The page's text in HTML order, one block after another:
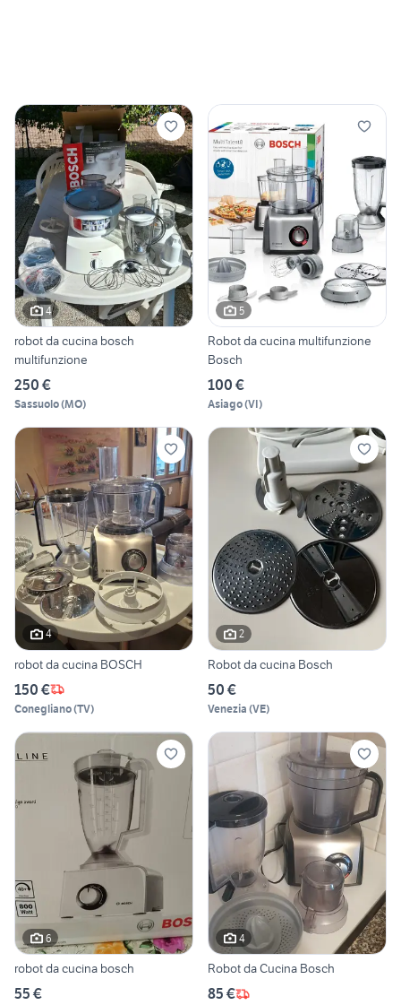
4
robot da cucina bosch
multifunzione
250 €
Sassuolo(MO)
5
Robot da cucina multifunzione
Bosch
100 €
Asiago(VI)
4
robot da cucina BOSCH
150 €
Conegliano(TV)
2
Robot da cucina Bosch
50 €
Venezia (VE)
6
robot da cucina bosch
55 €
4
Robot da Cucina Bosch
85 €